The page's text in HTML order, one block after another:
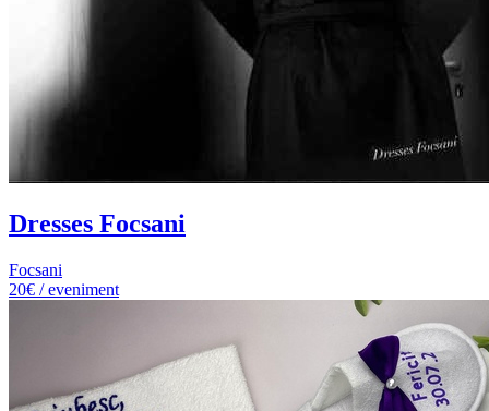
Dresses Focsani
Focsani
20€ / eveniment